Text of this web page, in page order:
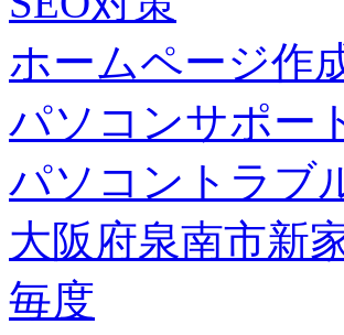
ホームページ作
パソコンサポー
パソコントラブ
大阪府泉南市新
毎度